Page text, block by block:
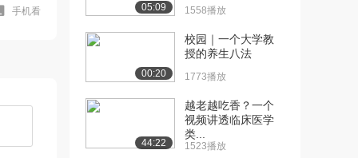
手机看
[8] 暨南大学公开课：中医
10:45
[9] 暨南大学公开课：中医
06:16
05:09 1558播放
00:20
校园｜一个大学教
授的养生八法
1773播放
44:22
越老越吃香？一个
视频讲透临床医学
类...
1523播放